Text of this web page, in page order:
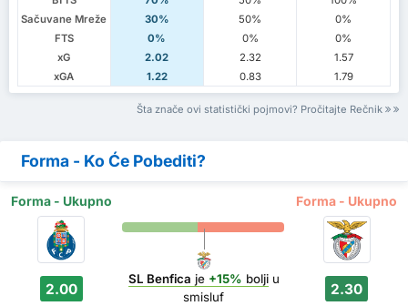
Sačuvane Mreže
30% 50%
0%
FTS
0% 0%
0%
xG
2.02 2.32
1.57
xGA
1.22 0.83 1.79
Šta znače ovi statistički pojmovi? Pročitajte Rečnik
Forma - Ko Će Pobediti?
Forma - Ukupno Forma - Ukupno
2.00
SL Benfica je +15% boljiu
smisluf
2.30